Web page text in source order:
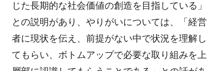
じた長期的な社会価値の創造を目指している」
との説明があり、やりがいについては、「経営
者に現状を伝え、前提がない中で状況を理解し
てもらい、ボトムアップで必要な取り組みを上